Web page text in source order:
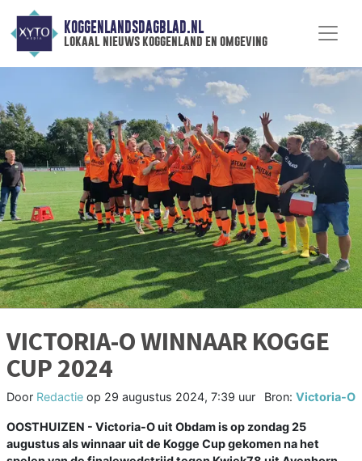
KOGGENLANDSDAGBLAD.NL
lokaal nieuws koggenland en omgeving
VICTORIA-O WINNAAR KOGGE
CUP 2024
Door Redactie op 29 augustus 2024, 7:39 uur Bron: Victoria-O
OOSTHUIZEN - Victoria-O uit Obdam is op zondag 25
augustus als winnaar uit de Kogge Cup gekomen na het